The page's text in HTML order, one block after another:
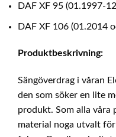
mängd
DAF XF 95 (01.1997-
DAF XF 106 (01.2014
Produktbeskrivning:
Sängöverdrag i våran
den som söker en lite
produkt. Som alla våra
material noga utvalt